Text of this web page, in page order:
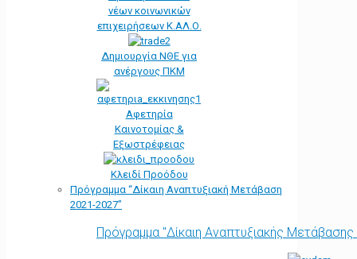
νέων κοινωνικών
επιχειρήσεων Κ.ΑΛ.Ο.
Δημιουργία ΝΘΕ για
ανέργους ΠΚΜ
Αφετηρία
Kαινοτομίας &
Εξωστρέφειας
Κλειδί Προόδου
Πρόγραμμα “Δίκαιη Αναπτυξιακή Μετάβαση
2021-2027”
Πρόγραμμα "Δίκαιη Αναπτυξιακής